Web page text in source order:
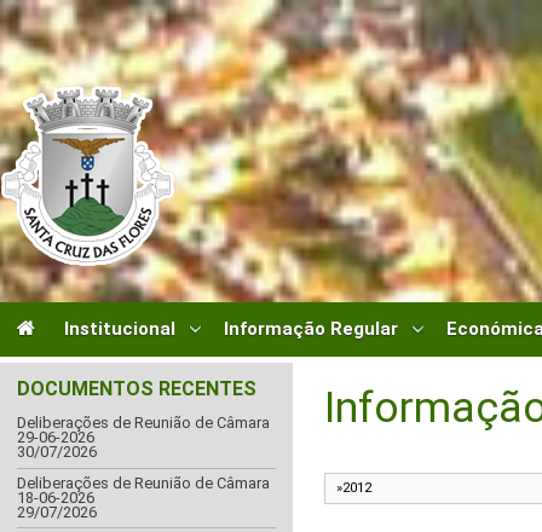
Institucional Informação Regular
DOCUMENTOS RECENTES
Deliberações de Reunião de Câmara
29-06-2026
30/07/2026
Deliberações de Reunião de Câmara
18-06-2026
29/07/2026